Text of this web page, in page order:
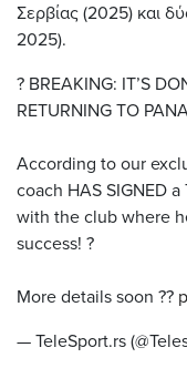
Σερβίας (2025) και
2025).
? BREAKING: IT’S
RETURNING TO
According to our
coach HAS SIGNED
with the club where
success! ?
More details soon ??
— TeleSport.rs